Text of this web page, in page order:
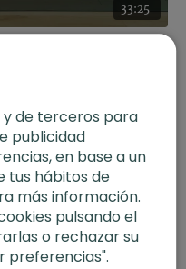
33:25
y de terceros para
publicidad
en base a un
tus hábitos de
más información.
pulsando el
o rechazar su
preferencias".